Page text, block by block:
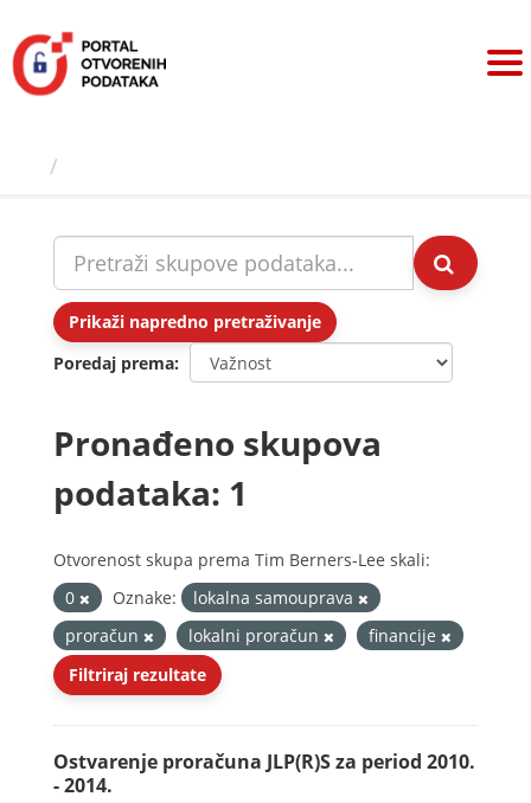
sadržaj
Prikaži napredno pretraživanje
Poredaj prema
Pronađeno skupova
podataka: 1
Otvorenost skupa prema Tim Berners-Lee skali:
0
Oznake:
lokalna samouprava
proračun
lokalni proračun
financije
Filtriraj rezultate
Ostvarenje proračuna JLP(R)S za period 2010.
- 2014.